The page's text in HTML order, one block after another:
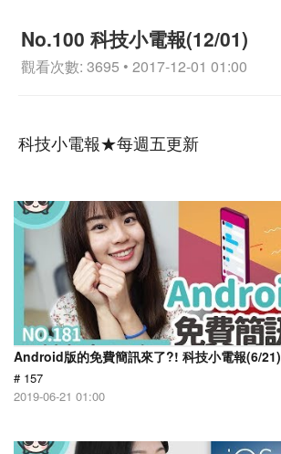
No.100 科技小電報(12/01)
觀看次數: 3695 • 2017-12-01 01:00
科技小電報★每週五更新
Android版的免費簡訊來了?! 科技小電報(6/21)
# 157
2019-06-21 01:00